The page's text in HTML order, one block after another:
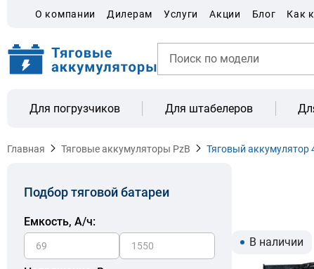
О компании Дилерам Услуги Акции Блог Как
Для погрузчиков Для штабелеров
Главная Тяговые аккумуляторы PzB Тяговый аккумулятор
Подбор тяговой батареи
Емкость, A/ч:
В наличии